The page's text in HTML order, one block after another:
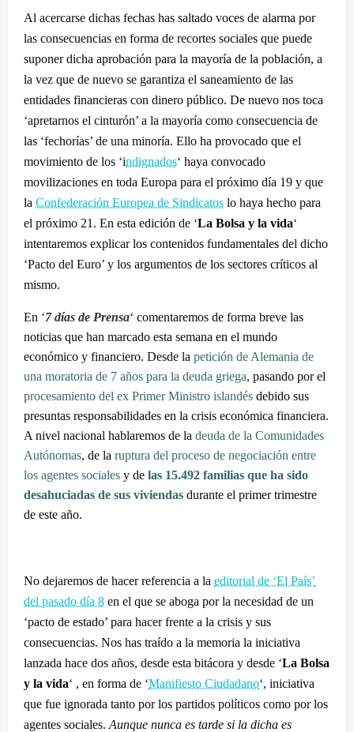
Al acercarse dichas fechas has saltado voces de alarma por
las consecuencias en forma de recortes sociales que puede
suponer dicha aprobación para la mayoría de la población, a
la vez que de nuevo se garantiza el saneamiento de las
entidades financieras con dinero público. De nuevo nos toca
‘apretarnos el cinturón’ a la mayoría como consecuencia de
las ‘fechorías’ de una minoría. Ello ha provocado que el
movimiento de los ‘indignados‘ haya convocado
movilizaciones en toda Europa para el próximo día 19 y que
la Confederación Europea de Sindicatos lo haya hecho para
el próximo 21. En esta edición de ‘La Bolsa y la vida‘
intentaremos explicar los contenidos fundamentales del dicho
‘Pacto del Euro’ y los argumentos de los sectores críticos al
mismo.
En ‘7 días de Prensa‘ comentaremos de forma breve las
noticias que han marcado esta semana en el mundo
económico y financiero. Desde la petición de Alemania de
una moratoria de 7 años para la deuda griega, pasando por el
procesamiento del ex Primer Ministro islandés debido sus
presuntas responsabilidades en la crisis económica financiera.
A nivel nacional hablaremos de la deuda de la Comunidades
Autónomas, de la ruptura del proceso de negociación entre
los agentes sociales y de las 15.492 familias que ha sido
desahuciadas de sus viviendas durante el primer trimestre
de este año.
No dejaremos de hacer referencia a la editorial de ‘El País’
del pasado día 8 en el que se aboga por la necesidad de un
‘pacto de estado’ para hacer frente a la crisis y sus
consecuencias. Nos has traído a la memoria la iniciativa
lanzada hace dos años, desde esta bitácora y desde ‘La Bolsa
y la vida‘ , en forma de ‘Manifiesto Ciudadano‘, iniciativa
que fue ignorada tanto por los partidos políticos como por los
agentes sociales. Aunque nunca es tarde si la dicha es